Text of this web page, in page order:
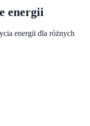
energii
energii dla różnych